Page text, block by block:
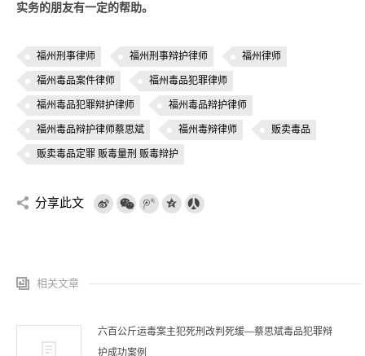
实务的朋友有一定的帮助。
福州刑事律师 福州刑事辩护律师 福州律师
福州毒品案件律师 福州毒品犯罪律师
福州毒品犯罪辩护律师 福州毒品辩护律师
福州毒品辩护律师蔡思斌 福州毒辩律师 贩卖毒品
贩卖毒品定罪 贩毒量刑 贩毒辩护
分享此文
相关文章
六百公斤运毒案主犯死刑改判死缓—蔡思斌毒品犯罪辩
护成功案例